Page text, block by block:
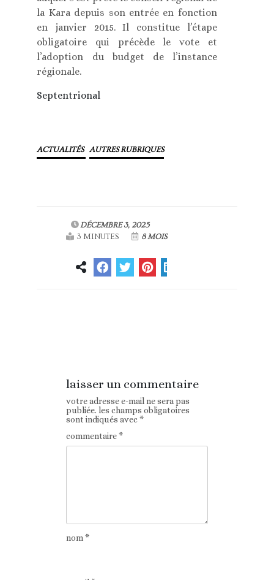
la Kara depuis son entrée en fonction
en janvier 2015. Il constitue l’étape
obligatoire qui précède le vote et
l’adoption du budget de l’instance
régionale.
Septentrional
ACTUALITÉS AUTRES RUBRIQUES
DÉCEMBRE 3, 2025
3 MINUTES
8 MOIS
laisser un commentaire
votre adresse e-mail ne sera pas
publiée. les champs obligatoires
sont indiqués avec*
commentaire*
nom*